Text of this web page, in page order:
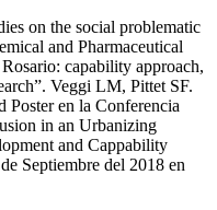
on the social problematic
and Pharmaceutical
capability approach,
Veggi LM, Pittet SF.
Poster en la Conferencia
in an Urbanizing
and Cappability
Septiembre del 2018 en